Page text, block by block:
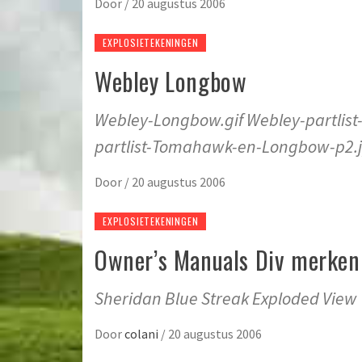
Door / 20 augustus 2006
EXPLOSIETEKENINGEN
Webley Longbow
Webley-Longbow.gif Webley-
partlist-Tomahawk-en-Longbow-
Door / 20 augustus 2006
EXPLOSIETEKENINGEN
Owner’s Manuals Div merken
Sheridan Blue Streak Exploded View
Doorcolani / 20 augustus 2006